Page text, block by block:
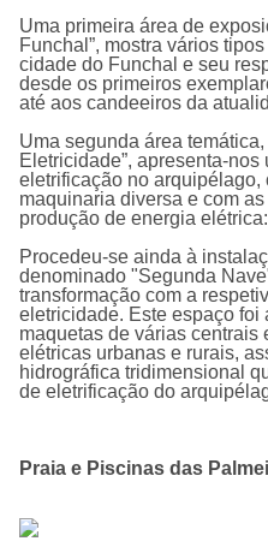
Uma primeira área de
Funchal”, mostra vários
cidade do Funchal e seu
desde os primeiros
até aos candeeiros da
Uma segunda área
Eletricidade”, apresenta-
eletrificação no arquipélago,
maquinaria diversa e com
produção de energia
Procedeu-se ainda à
denominado "Segunda
transformação com a
eletricidade. Este espaço foi
maquetas de várias centrais
elétricas urbanas e rurais,
hidrográfica tridimensional
de eletrificação do
Praia e Piscinas das